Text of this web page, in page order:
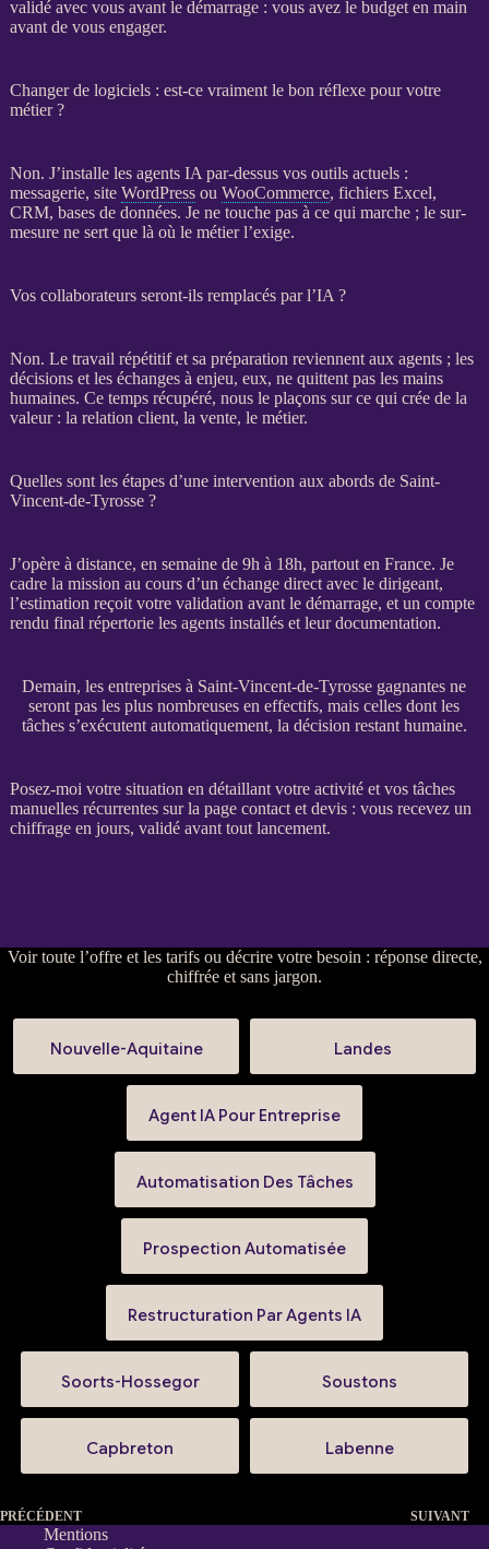
validé avec vous avant le démarrage : vous avez le budget en main
avant de vous engager.
Changer de logiciels : est-ce vraiment le bon réflexe pour votre
métier ?
Non. J’installe les agents IA par-dessus vos outils actuels :
messagerie, site WordPressou WooCommerce, fichiers Excel,
CRM, bases de données. Je ne touche pas à ce qui marche ; le sur-
mesure ne sert que là où le métier l’exige.
Vos collaborateurs seront-ils remplacés par l’IA ?
Non. Le travail répétitif et sa préparation reviennent aux agents; les
décisions et les échanges à enjeu, eux, ne quittent pas les mains
humaines. Ce temps récupéré, nous le plaçons sur ce qui crée de la
valeur : la relation client, la vente, le métier.
Quelles sont les étapes d’une intervention aux abords de Saint-
Vincent-de-Tyrosse ?
J’opère à distance, en semaine de 9h à 18h, partout en France. Je
cadre la mission au cours d’un échange direct avec le dirigeant,
l’estimation reçoit votre validation avant le démarrage, et un compte
rendu final répertorie les agentsinstallés et leur documentation.
Demain, les entreprises à Saint-Vincent-de-Tyrosse gagnantes ne
seront pas les plus nombreuses en effectifs, mais celles dont les
tâches s’exécutent automatiquement, la décision restant humaine.
Posez-moi votre situation en détaillant votre activité et vos tâches
manuelles récurrentes sur la page contact et devis: vous recevez un
chiffrage en jours, validé avant tout lancement.
Voirtoute l’offre et les tarifsou décrire votre besoin : réponse directe,
chiffrée et sans jargon.
Nouvelle-Aquitaine Landes
Agent IA Pour Entreprise
Automatisation Des Tâches
Prospection Automatisée
Restructuration Par Agents IA
Soorts-Hossegor Soustons
Capbreton Labenne
PRÉCÉDENT SUIVANT
Mentions